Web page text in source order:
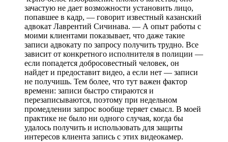
зачастую не дает возможности установить лицо,
попавшее в кадр, — говорит известный казанский
адвокат Лаврентий Сичинава. — А опыт работы с
моими клиентами показывает, что даже такие
записи адвокату по запросу получить трудно. Все
зависит от конкретного исполнителя в полиции —
если попадется добросовестный человек, он
найдет и предоставит видео, а если нет — записи
не получишь. Тем более, что тут важен фактор
времени: записи быстро стираются и
перезаписываются, поэтому при недельном
промедлении запрос вообще теряет смысл. В моей
практике не было ни одного случая, когда бы
удалось получить и использовать для защиты
интересов клиента запись с этих видеокамер.